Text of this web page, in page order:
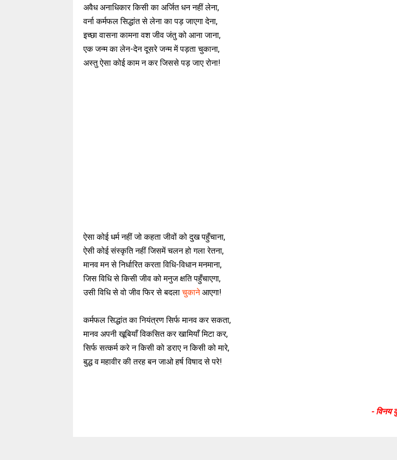
अवैध अनाधिकार किसी का अर्जित धन नहीं लेना,
वर्ना कर्मफल सिद्धांत से लेना का पड़ जाएगा देना,
इच्छा वासना कामना वश जीव जंतु को आना जाना,
एक जन्म का लेन-देन दूसरे जन्म में पड़ता चुकाना,
अस्तु ऐसा कोई काम न कर जिससे पड़ जाए रोना!
ऐसा कोई धर्म नहीं जो कहता जीवों को दुख पहुँचाना,
ऐसी कोई संस्कृति नहीं जिसमें चलन हो गला रेतना,
मानव मन से निर्धारित करता विधि-विधान मनमाना,
जिस विधि से किसी जीव को मनुज क्षति पहुँचाएगा,
उसी विधि से वो जीव फिर से बदलाचुकानेआएगा!
कर्मफल सिद्धांत का नियंत्रण सिर्फ मानव कर सकता,
मानव अपनी खूबियाँ विकसित कर खामियाँ मिटा कर,
सिर्फ सत्कर्म करे न किसी को डराए न किसी को मारे,
बुद्ध व महावीर की तरह बन जाओ हर्ष विषाद से परे!
- विनय